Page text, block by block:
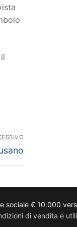
sociale € 10.000
di vendita e